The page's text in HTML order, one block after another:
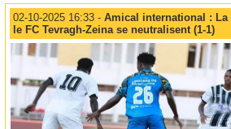
02-10-2025 16:33 - Amical international :
le FC Tevragh-Zeina se neutralisent (1-1)